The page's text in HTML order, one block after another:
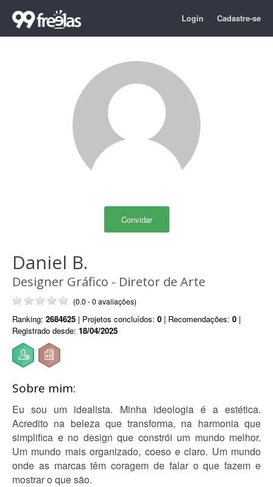
Login Cadastre-se
Convidar
Daniel B.
Designer Gráfico - Diretor de Arte
(0.0 - 0 avaliações)
Ranking: 2684625 | Projetos concluídos: 0 | Recomendações: 0 |
Registrado desde: 18/04/2025
Sobre mim:
Eu sou um idealista. Minha ideologia é a estética.
Acredito na beleza que transforma, na harmonia que
simplifica e no design que constrói um mundo melhor.
Um mundo mais organizado, coeso e claro. Um mundo
onde as marcas têm coragem de falar o que fazem e
mostrar o que são.